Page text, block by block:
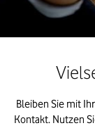
Bleiben Sie mit
Kontakt. Nutzen